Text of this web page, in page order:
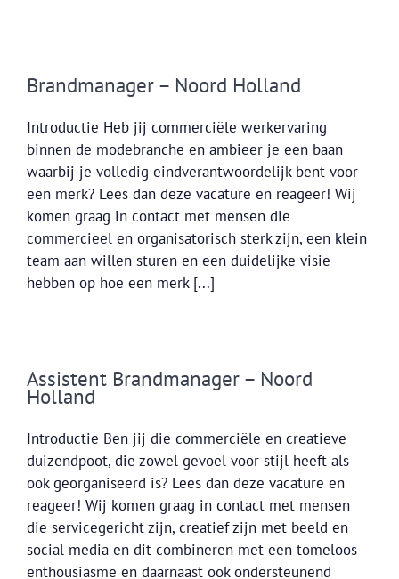
Brandmanager – Noord Holland
Introductie Heb jij commerciële werkervaring
binnen de modebranche en ambieer je een baan
waarbij je volledig eindverantwoordelijk bent voor
een merk? Lees dan deze vacature en reageer! Wij
komen graag in contact met mensen die
commercieel en organisatorisch sterk zijn, een klein
team aan willen sturen en een duidelijke visie
hebben op hoe een merk [...]
Assistent Brandmanager – Noord
Holland
Introductie Ben jij die commerciële en creatieve
duizendpoot, die zowel gevoel voor stijl heeft als
ook georganiseerd is? Lees dan deze vacature en
reageer! Wij komen graag in contact met mensen
die servicegericht zijn, creatief zijn met beeld en
social media en dit combineren met een tomeloos
enthousiasme en daarnaast ook ondersteunend